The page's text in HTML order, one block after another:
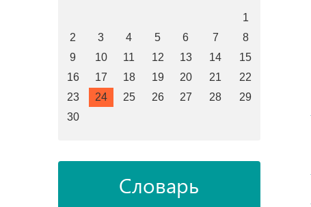
1
2
3 4 5 6 7
8
9
10 11 12 13 14
15
16
17 18 19 20 21
22
23
24 25 26 27 28
29
30
Словарь